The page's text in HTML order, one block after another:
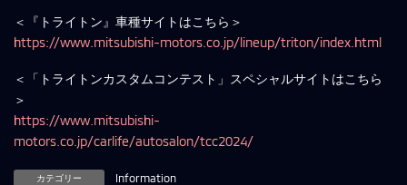
＜『トライトン』車種サイトはこちら＞
https://www.mitsubishi-motors.co.jp/lineup/triton/index.html
＜「トライトンカスタムコンテスト」スペシャルサイトはこちら
＞
https://www.mitsubishi-
motors.co.jp/carlife/autosalon/tcc2024/
カテゴリー Information